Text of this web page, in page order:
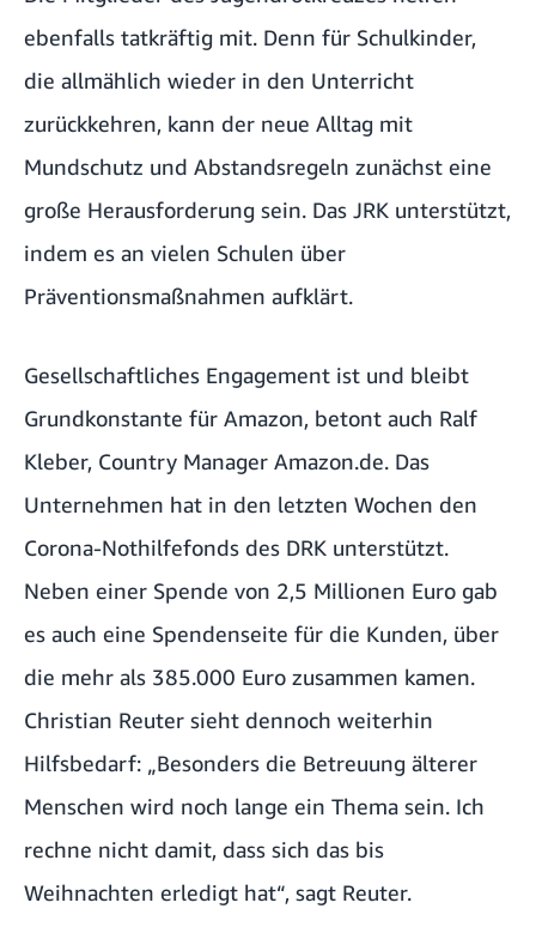
ebenfalls tatkräftig mit. Denn für Schulkinder,
die allmählich wieder in den Unterricht
zurückkehren, kann der neue Alltag mit
Mundschutz und Abstandsregeln zunächst eine
große Herausforderung sein. Das JRK unterstützt,
indem es an vielen Schulen über
Präventionsmaßnahmen aufklärt.
Gesellschaftliches Engagement ist und bleibt
Grundkonstante für Amazon, betont auch Ralf
Kleber, Country Manager Amazon.de. Das
Unternehmen hat in den letzten Wochen den
Corona-Nothilfefonds des DRK unterstützt.
Neben einer Spende von 2,5 Millionen Euro gab
es auch eine Spendenseite für die Kunden, über
die mehr als 385.000 Euro zusammen kamen.
Christian Reuter sieht dennoch weiterhin
Hilfsbedarf: „Besonders die Betreuung älterer
Menschen wird noch lange ein Thema sein. Ich
rechne nicht damit, dass sich das bis
Weihnachten erledigt hat“, sagt Reuter.